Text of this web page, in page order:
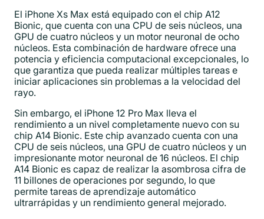
El iPhone Xs Max está equipado con el chip A12
Bionic, que cuenta con una CPU de seis núcleos, una
GPU de cuatro núcleos y un motor neuronal de ocho
núcleos. Esta combinación de hardware ofrece una
potencia y eficiencia computacional excepcionales, lo
que garantiza que pueda realizar múltiples tareas e
iniciar aplicaciones sin problemas a la velocidad del
rayo.
Sin embargo, el iPhone 12 Pro Max lleva el
rendimiento a un nivel completamente nuevo con su
chip A14 Bionic. Este chip avanzado cuenta con una
CPU de seis núcleos, una GPU de cuatro núcleos y un
impresionante motor neuronal de 16 núcleos. El chip
A14 Bionic es capaz de realizar la asombrosa cifra de
11 billones de operaciones por segundo, lo que
permite tareas de aprendizaje automático
ultrarrápidas y un rendimiento general mejorado.